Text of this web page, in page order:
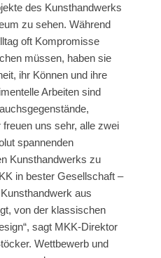
des Kunsthandwerks
zu sehen. Während
oft Kompromisse
müssen, haben sie
ihr Können und ihre
Arbeiten sind
freuen uns sehr, alle zwei
spannenden
Kunsthandwerks zu
in bester Gesellschaft –
aus
von der klassischen
sagt MKK-Direktor
Wettbewerb und